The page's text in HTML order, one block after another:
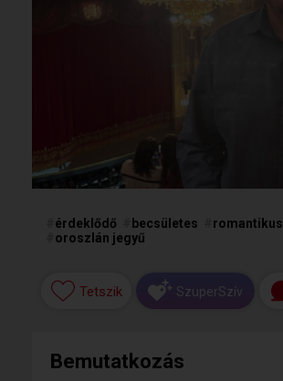
érdeklődő becsületes romantikus
oroszlán jegyű
Tetszik SzuperSzív
Bemutatkozás